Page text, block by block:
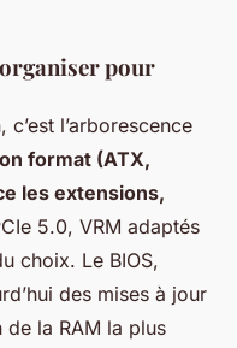
pour
c’est l’arborescence
format (ATX,
les extensions,
5.0, VRM adaptés
choix. Le BIOS,
des mises à jour
la RAM la plus